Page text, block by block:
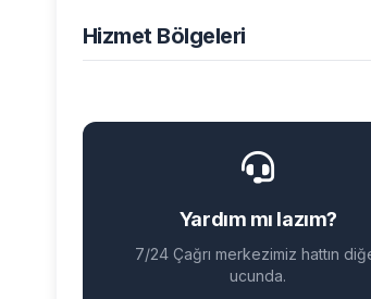
Hizmet Bölgeleri
Yardım mı lazım?
7/24 Çağrı merkezimiz hattın
ucunda.